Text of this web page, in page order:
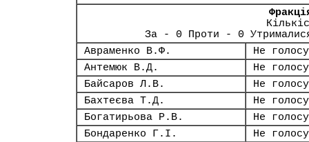
За - 0 Проти - 0
Авраменко В.Ф.
Не
Антемюк В.Д.
Не
Байсаров Л.В.
Не
Бахтеєва Т.Д.
Не
Богатирьова Р.В.
Не
Бондаренко Г.І.
Не